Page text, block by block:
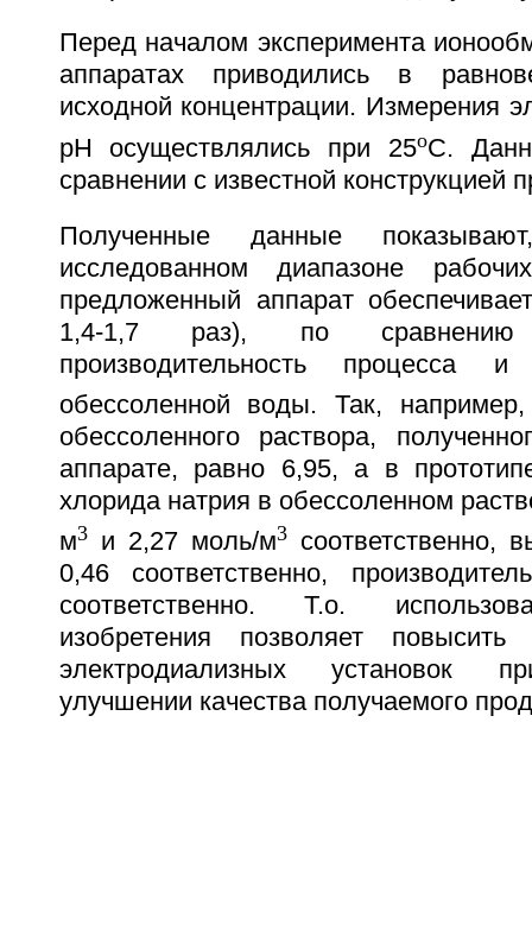
Перед началом эксперимента
аппаратах приводились в
исходной концентрации. Измерения
pH осуществлялись при 25оС.
сравнении с известной конструкцией
Полученные данные
исследованном диапазоне
предложенный аппарат
1,4-1,7 раз), по
производительность процесса
обессоленной воды. Так,
обессоленного раствора,
аппарате, равно 6,95, а в
хлорида натрия в обессоленном
м3и 2,27 моль/м3соответственно,
0,46 соответственно,
соответственно. Т.о.
изобретения позволяет повысить
электродиализных установок
улучшении качества получаемого